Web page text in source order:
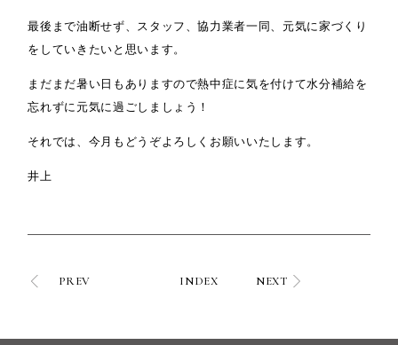
最後まで油断せず、スタッフ、協力業者一同、元気に家づくり
をしていきたいと思います。
まだまだ暑い日もありますので熱中症に気を付けて水分補給を
忘れずに元気に過ごしましょう！
それでは、今月もどうぞよろしくお願いいたします。
井上
PREV INDEX NEXT